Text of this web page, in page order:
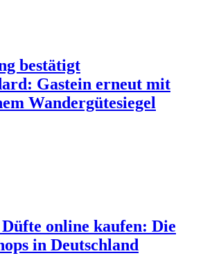
bestätigt
Gastein erneut mit
Wandergütesiegel
online kaufen: Die
in Deutschland